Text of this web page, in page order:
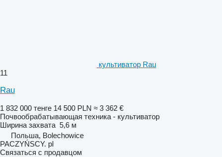
культиватор Rau
11
Rau
1 832 000 тенге 14 500 PLN ≈ 3 362 €
Почвообрабатывающая техника - культиватор
Ширина захвата 5,6 м
Польша, Bolechowice
PACZYŃSCY. pl
Связаться с продавцом